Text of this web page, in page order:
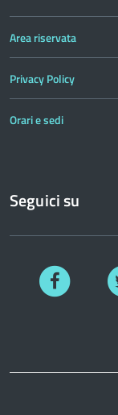
Area riservata
Privacy Policy
Orari e sedi
Seguici su
Facebook